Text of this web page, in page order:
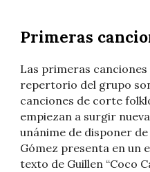
Primeras
Las primeras
repertorio del grupo
canciones de corte
empiezan a surgir
unánime de disponer
Gómez presenta en un
texto de Guillen “Coco